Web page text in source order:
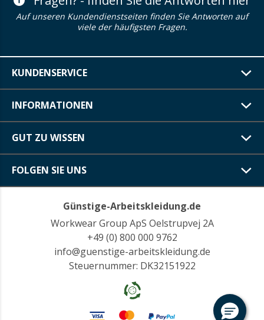
Auf unseren Kundendienstseiten finden Sie Antworten auf
viele der häufigsten Fragen.
KUNDENSERVICE
INFORMATIONEN
GUT ZU WISSEN
FOLGEN SIE UNS
Günstige-Arbeitskleidung.de
Workwear Group ApS Oelstrupvej 2A
+49 (0) 800 000 9762
info@guenstige-arbeitskleidung.de
Steuernummer: DK32151922